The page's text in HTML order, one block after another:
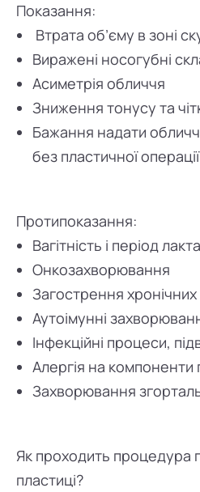
Показання:
Втрата об’єму в зоні
Виражені носогубні
Асиметрія обличчя
Зниження тонусу та
Бажання надати
без пластичної операції
Протипоказання:
Вагітність і період
Онкозахворювання
Загострення
Аутоімунні
Інфекційні процеси,
Алергія на компоненти
Захворювання
Як проходить процедура
пластиці?